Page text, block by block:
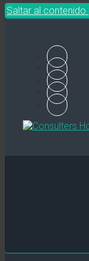
Saltar al contenido